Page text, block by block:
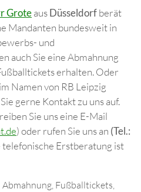
GroteausDüsseldorfberät
Mandanten bundesweit in
und
auch Sie eine Abmahnung
erhalten. Oder
Namen von RB Leipzig
gerne Kontakt zu uns auf.
Sie uns eine E-Mail
) oder rufen Sie uns an (Tel.:
telefonische Erstberatung ist
Abmahnung, Fußballtickets,